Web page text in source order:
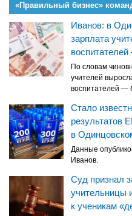
Иванов: в
зарплата
По словам
учителей
воспитателей —
Стало
результатов
в
Данные
Иванов.
Суд признал
учительницы
к ученикам